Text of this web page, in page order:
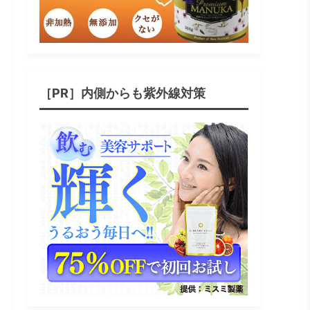
［PR］内側からも紫外線対策